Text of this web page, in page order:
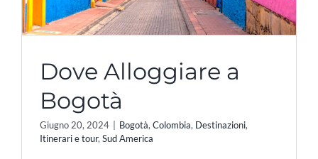
Dove Alloggiare a
Bogotà
Giugno 20, 2024 Bogotà,Colombia, Destinazioni,
Itinerari e tour,Sud America